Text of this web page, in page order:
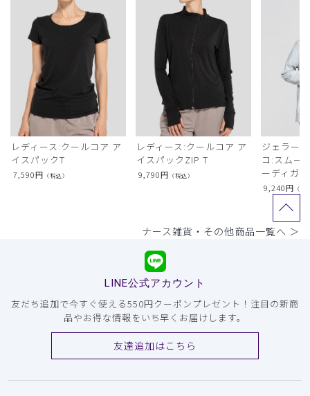
レディース:クールコア ア
イスパックT
7,590円 （税込）
レディース:クールコア ア
イスパックZIP T
9,790円 （税込）
ジェラー
コ:スムー
ーディガン
9,240円 （税
ナース雑貨・その他商品一覧へ ＞
LINE公式アカウント
友だち追加で今すぐ使える550円クーポンプレゼント！注目の新商
品やお得な情報をいち早くお届けします。
友達追加はこちら